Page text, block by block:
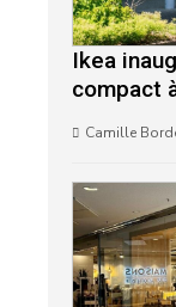
Ikea
compact
Camille